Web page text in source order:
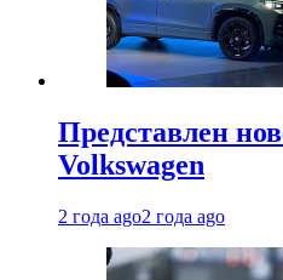
Представлен
Volkswagen
2 года ago2 года ago